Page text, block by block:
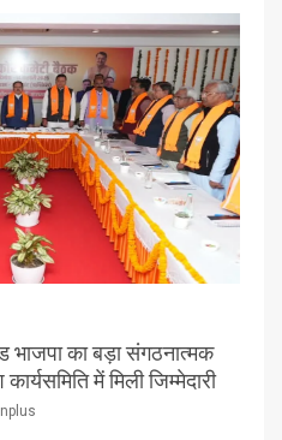
भाजपा का बड़ा संगठनात्मक
में मिली जिम्मेदारी